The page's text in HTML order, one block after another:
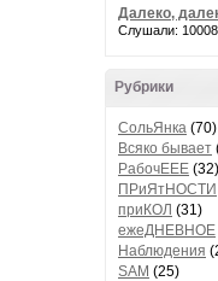
Далеко,
Слушали: 10008
Рубрики
СольЯнка (70)
Всяко бывает
РабочЕЕЕ (32)
ПРиЯтНОСТИ
приКОЛ (31)
ежеДНЕВНОЕ
Наблюдения
SAM (25)